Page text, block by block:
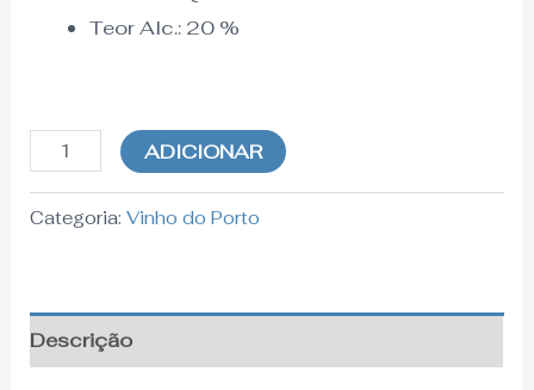
Teor Alc.:20 %
ADICIONAR
Categoria:Vinho do Porto
Descrição